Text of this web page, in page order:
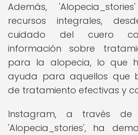
Además,
recursos integrales,
cuidado del cuero
información sobre
para la alopecia, lo que
ayuda para aquellos que
de tratamiento efectivas y
Instagram, a través de
'Alopecia_stories', ha